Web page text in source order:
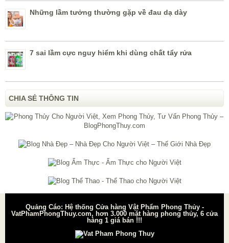
Những lầm tưởng thường gặp về đau dạ dày
7 sai lầm cực nguy hiểm khi dùng chất tẩy rửa
CHIA SẺ THÔNG TIN
Quảng Cáo: Hệ thống Cửa hàng Vật Phẩm Phong Thủy -
VatPhamPhongThuy.com, hơn 3.000 mặt hàng phong thủy, 6 cửa
hàng 1 giá bán !!!